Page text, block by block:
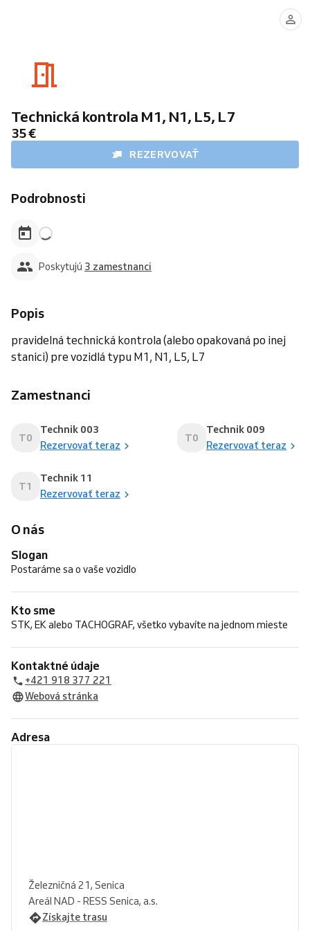
Technická kontrola M1, N1, L5, L7
35 €
REZERVOVAŤ
Podrobnosti
Poskytujú 3 zamestnanci
Popis
pravidelná technická kontrola (alebo opakovaná po inej
stanici) pre vozidlá typu M1, N1, L5, L7
Zamestnanci
T0
Technik 003
Rezervovať teraz
T0
Technik 009
Rezervovať teraz
T1
Technik 11
Rezervovať teraz
O nás
Slogan
Postaráme sa o vaše vozidlo
Kto sme
STK, EK alebo TACHOGRAF, všetko vybavíte na jednom mieste
Kontaktné údaje
+421 918 377 221
Webová stránka
Adresa
Železničná 21, Senica
Areál NAD - RESS Senica, a.s.
Získajte trasu